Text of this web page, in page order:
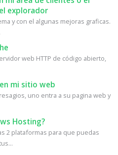
explorador
y con el algunas mejoras graficas.
web HTTP de código abierto,
mi sitio web
uno entra a su pagina web y
Hosting?
2 plataformas para que puedas